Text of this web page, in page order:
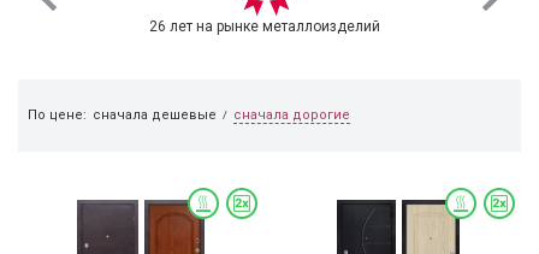
26 лет на рынке металлоизделий
По цене: сначала дешевые / сначала дорогие